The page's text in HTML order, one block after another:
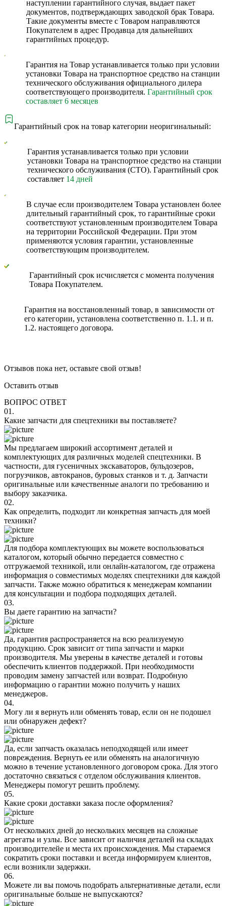
наступлении гарантийного случая, выдает пакет
документов, подтверждающих заводской брак Товара.
Такие документы вместе с Товаром направляются
Покупателем в адрес Продавца для дальнейших
гарантийных процедур.
Гарантия на Товар устанавливается только при условии
установки Товара на транспортное средство на станции
технического обслуживания официального дилера
соответствующего производителя.Гарантийный срок
составляет 6 месяцев
Гарантийный срок на товар категории неоригинальный:
Гарантия устанавливается только при условии
установки Товара на транспортное средство на станции
технического обслуживания (СТО). Гарантийный срок
составляет 14 дней
В случае если производителем Товара установлен более
длительный гарантийный срок, то гарантийные сроки
соответствуют установленным производителем Товара
на территории Российской Федерации. При этом
применяются условия гарантии, установленные
соответствующим производителем.
Гарантийный срок исчисляется с момента получения
Товара Покупателем.
Гарантия на восстановленный товар, в зависимости от
его категории, установлена соответственно п. 1.1. и п.
1.2. настоящего договора.
Отзывов пока нет, оставьте свой отзыв!
Оставить отзыв
ВОПРОС ОТВЕТ
01.
Какие запчасти для спецтехники вы поставляете?
Мы предлагаем широкий ассортимент деталей и
комплектующих для различных моделей спецтехники. В
частности, для гусеничных экскаваторов, бульдозеров,
погрузчиков, автокранов, буровых станков и т. д. Запчасти
оригинальные или качественные аналоги по требованию и
выбору заказчика.
02.
Как определить, подходит ли конкретная запчасть для моей
техники?
Для подбора комплектующих вы можете воспользоваться
каталогом, который обычно передается совместно с
отгружаемой техникой, или онлайн-каталогом, где отражена
информация о совместимых моделях спецтехники для каждой
запчасти. Также можно обратиться к менеджерам компании
для консультации и подбора подходящих деталей.
03.
Вы даете гарантию на запчасти?
Да, гарантия распространяется на всю реализуемую
продукцию. Срок зависит от типа запчасти и марки
производителя. Мы уверены в качестве деталей и готовы
обеспечить клиентов поддержкой. При необходимости
проводим замену запчастей или возврат. Подробную
информацию о гарантии можно получить у наших
менеджеров.
04.
Могу ли я вернуть или обменять товар, если он не подошел
или обнаружен дефект?
Да, если запчасть оказалась неподходящей или имеет
повреждения. Вернуть ее или обменять на аналогичную
можно в течение установленного договором срока. Для этого
достаточно связаться с отделом обслуживания клиентов.
Менеджеры помогут решить проблему.
05.
Какие сроки доставки заказа после оформления?
От нескольких дней до нескольких месяцев на сложные
агрегаты и узлы. Все зависит от наличия деталей на складах
производителейе и места их происхождения. Мы стараемся
сократить сроки поставки и всегда информируем клиентов,
если возникли задержки.
06.
Можете ли вы помочь подобрать альтернативные детали, если
оригинальные больше не выпускаются?